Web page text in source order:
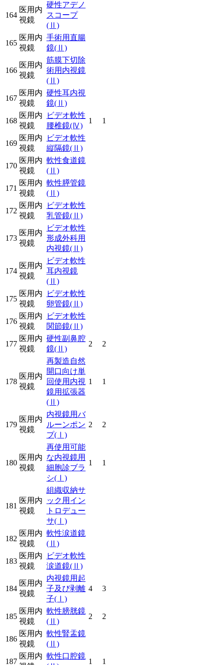
164
医用内
視鏡
硬性アデノ
スコープ
(Ⅱ)
165
医用内
視鏡
手術用直腸
鏡(Ⅱ)
166
医用内
視鏡
筋膜下切除
術用内視鏡
(Ⅱ)
167
医用内
視鏡
硬性耳内視
鏡(Ⅱ)
168
医用内
視鏡
ビデオ軟性
腰椎鏡(Ⅳ)
1 1
169
医用内
視鏡
ビデオ軟性
縦隔鏡(Ⅱ)
170
医用内
視鏡
軟性食道鏡
(Ⅱ)
171
医用内
視鏡
軟性膵管鏡
(Ⅱ)
172
医用内
視鏡
ビデオ軟性
乳管鏡(Ⅱ)
173
医用内
視鏡
ビデオ軟性
形成外科用
内視鏡(Ⅱ)
174
医用内
視鏡
ビデオ軟性
耳内視鏡
(Ⅱ)
175
医用内
視鏡
ビデオ軟性
卵管鏡(Ⅱ)
176
医用内
視鏡
ビデオ軟性
関節鏡(Ⅱ)
177
医用内
視鏡
硬性副鼻腔
鏡(Ⅱ)
2 2
178
医用内
視鏡
再製造自然
開口向け単
回使用内視
鏡用拡張器
(Ⅱ)
1 1
179
医用内
視鏡
内視鏡用バ
ルーンポン
プ(Ⅰ)
2 2
180
医用内
視鏡
再使用可能
な内視鏡用
細胞診ブラ
シ(Ⅰ)
1 1
181
医用内
視鏡
組織収納サ
ック用イン
トロデュー
サ(Ⅰ)
182
医用内
視鏡
軟性涙道鏡
(Ⅱ)
183
医用内
視鏡
ビデオ軟性
涙道鏡(Ⅱ)
184
医用内
視鏡
内視鏡用起
子及び剥離
子(Ⅰ)
4 3
185
医用内
視鏡
軟性膀胱鏡
(Ⅱ)
2 2
186
医用内
視鏡
軟性腎盂鏡
(Ⅱ)
187
医用内 軟性口腔鏡
1 1